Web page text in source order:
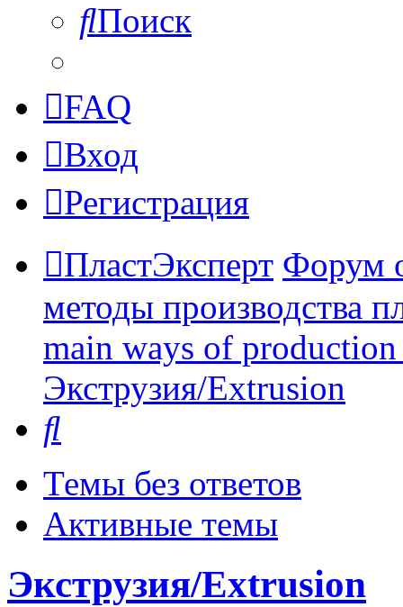
Поиск
FAQ
Вход
Регистрация
ПластЭксперт Форум
методы производства
main ways of
Экструзия/Extrusion
Темы без ответов
Активные темы
Экструзия/Extrusion